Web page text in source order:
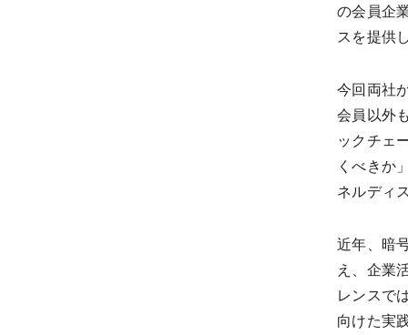
の会員企
スを提供
今回両社
会員以外
ックチェ
くべきか
ネルディ
近年、暗
え、企業
レンスで
向けた実